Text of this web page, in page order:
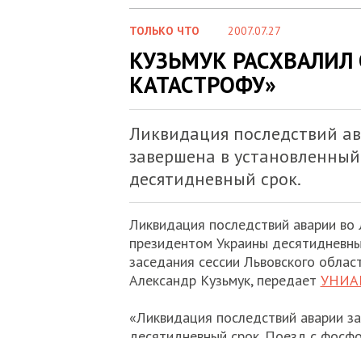
ТОЛЬКО ЧТО 2007.07.27
КУЗЬМУК
КАТАСТРОФУ»
Ликвидация последствий
завершена в
десятидневный срок.
Ликвидация последствий аварии
президентом Украины
заседания сессии Львовского
Александр Кузьмук, передает
«Ликвидация последствий аварии